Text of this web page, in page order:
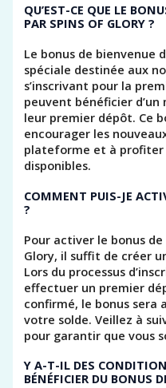
QU’EST-CE QUE LE
PAR SPINS OF GLORY ?
Le bonus de bienvenue
spéciale destinée aux
s’inscrivant pour la
peuvent bénéficier
leur premier dépôt. Ce
encourager les
plateforme et à profiter
disponibles.
COMMENT PUIS-JE
?
Pour activer le bonus
Glory, il suffit de créer
Lors du processus
effectuer un premier
confirmé, le bonus
votre solde. Veillez à
pour garantir que vous
Y A-T-IL DES
BÉNÉFICIER DU BONUS